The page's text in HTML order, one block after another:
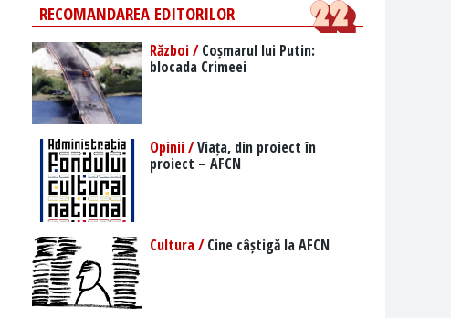
RECOMANDAREA EDITORILOR
Război /Coșmarul lui Putin:
blocada Crimeei
Opinii /Viața, din proiect în
proiect – AFCN
Cultura /Cine câștigă la AFCN